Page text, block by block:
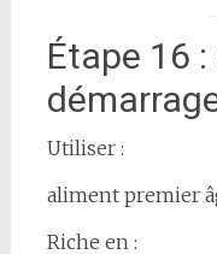
Étape 16
Utiliser :
aliment premier
Riche en :